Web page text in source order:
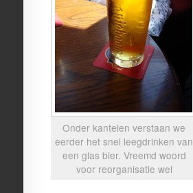
Onder kantelen verstaan we
eerder het snel leegdrinken van
een glas bier. Vreemd woord
voor reorganisatie wel